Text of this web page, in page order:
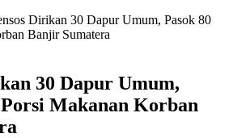
Dirikan 30 Dapur Umum, Pasok 80
Banjir Sumatera
30 Dapur Umum,
Makanan Korban